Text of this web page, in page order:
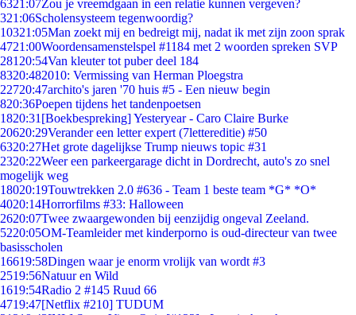
6321:07Zou je vreemdgaan in een relatie kunnen vergeven?
321:06Scholensysteem tegenwoordig?
10321:05Man zoekt mij en bedreigt mij, nadat ik met zijn zoon sprak
4721:00Woordensamenstelspel #1184 met 2 woorden spreken SVP
281 20:54Van kleuter tot puber deel 184
8320:482010: Vermissing van Herman Ploegstra
22720:47archito's jaren '70 huis #5 - Een nieuw begin
820:36Poepen tijdens het tandenpoetsen
1820:31 [Boekbespreking] Yesteryear - Caro Claire Burke
20620:29Verander een letter expert (7lettereditie) #50
6320:27Het grote dagelijkse Trump nieuws topic #31
2320:22Weer een parkeergarage dicht in Dordrecht, auto's zo snel
mogelijk weg
18020:19Touwtrekken 2.0 #636 - Team 1 beste team *G* *O*
4020:14Horrorfilms #33: Halloween
2620:07Twee zwaargewonden bij eenzijdig ongeval Zeeland.
5220:05OM-Teamleider met kinderporno is oud-directeur van twee
basisscholen
16619:58Dingen waar je enorm vrolijk van wordt #3
2519:56Natuur en Wild
1619:54Radio 2 #145 Ruud 66
4719:47[Netflix #210] TUDUM